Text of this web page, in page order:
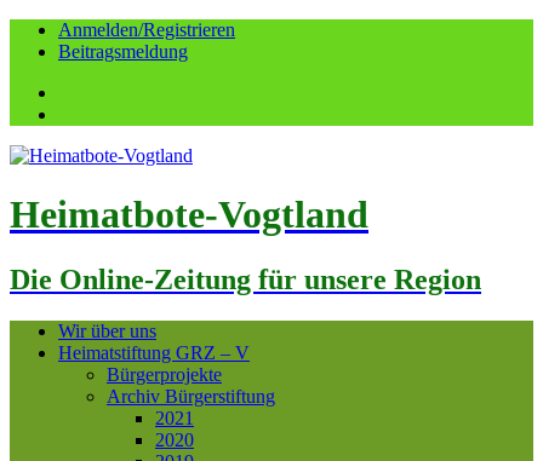
Anmelden/Registrieren
Beitragsmeldung
Heimatbote-Vogtland
Die Online-Zeitung für unsere Region
Wir über uns
Heimatstiftung GRZ – V
Bürgerprojekte
Archiv Bürgerstiftung
2021
2020